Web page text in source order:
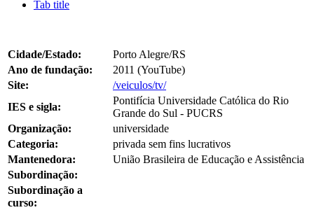
Tab title
Cidade/Estado:
Porto Alegre/RS
Ano de fundação:
2011 (YouTube)
Site:
/veiculos/tv/
IES e sigla:
Pontifícia Universidade Católica do Rio
Grande do Sul - PUCRS
Organização:
universidade
Categoria:
privada sem fins lucrativos
Mantenedora:
União Brasileira de Educação e Assistência
Subordinação:
Subordinação a
curso: